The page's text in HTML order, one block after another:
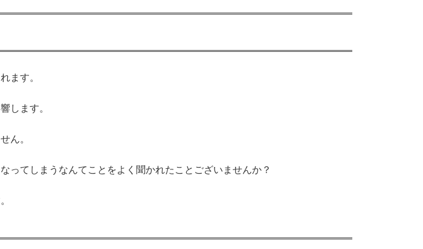
ます。
します。
ん。
ってしまうなんてことをよく聞かれたことございませんか？